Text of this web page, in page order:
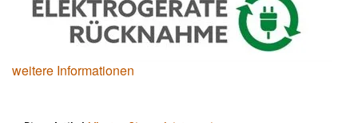
weitere Informationen